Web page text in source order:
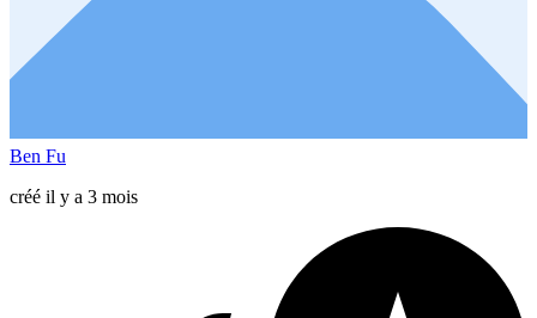
Ben Fu
créé il y a 3 mois